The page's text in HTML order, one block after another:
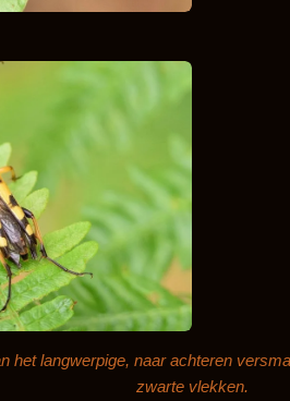
het langwerpige, naar achteren
zwarte vlekken.